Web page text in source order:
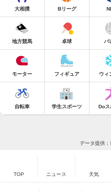
大相撲 Bリーグ
地方競馬 卓球 バ
モーター フィギュア ウィ
自転車 学生スポーツ Doス
データ提供
TOP ニュース 天気